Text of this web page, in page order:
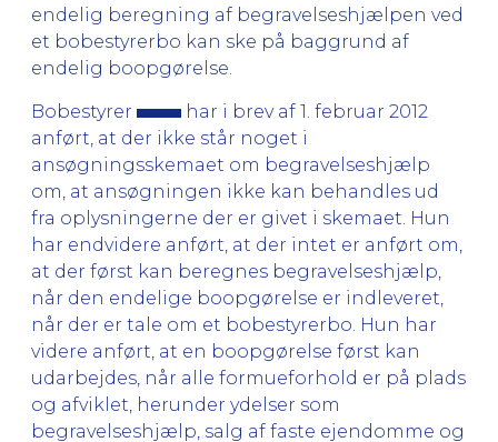
endelig beregning af begravelseshjælpen ved
et bobestyrerbo kan ske på baggrund af
endelig boopgørelse.
Bobestyrer
har i brev af 1. februar 2012
anført, at der ikke står noget i
ansøgningsskemaet om begravelseshjælp
om, at ansøgningen ikke kan behandles ud
fra oplysningerne der er givet i skemaet. Hun
har endvidere anført, at der intet er anført om,
at der først kan beregnes begravelseshjælp,
når den endelige boopgørelse er indleveret,
når der er tale om et bobestyrerbo. Hun har
videre anført, at en boopgørelse først kan
udarbejdes, når alle formueforhold er på plads
og afviklet, herunder ydelser som
begravelseshjælp, salg af faste ejendomme og